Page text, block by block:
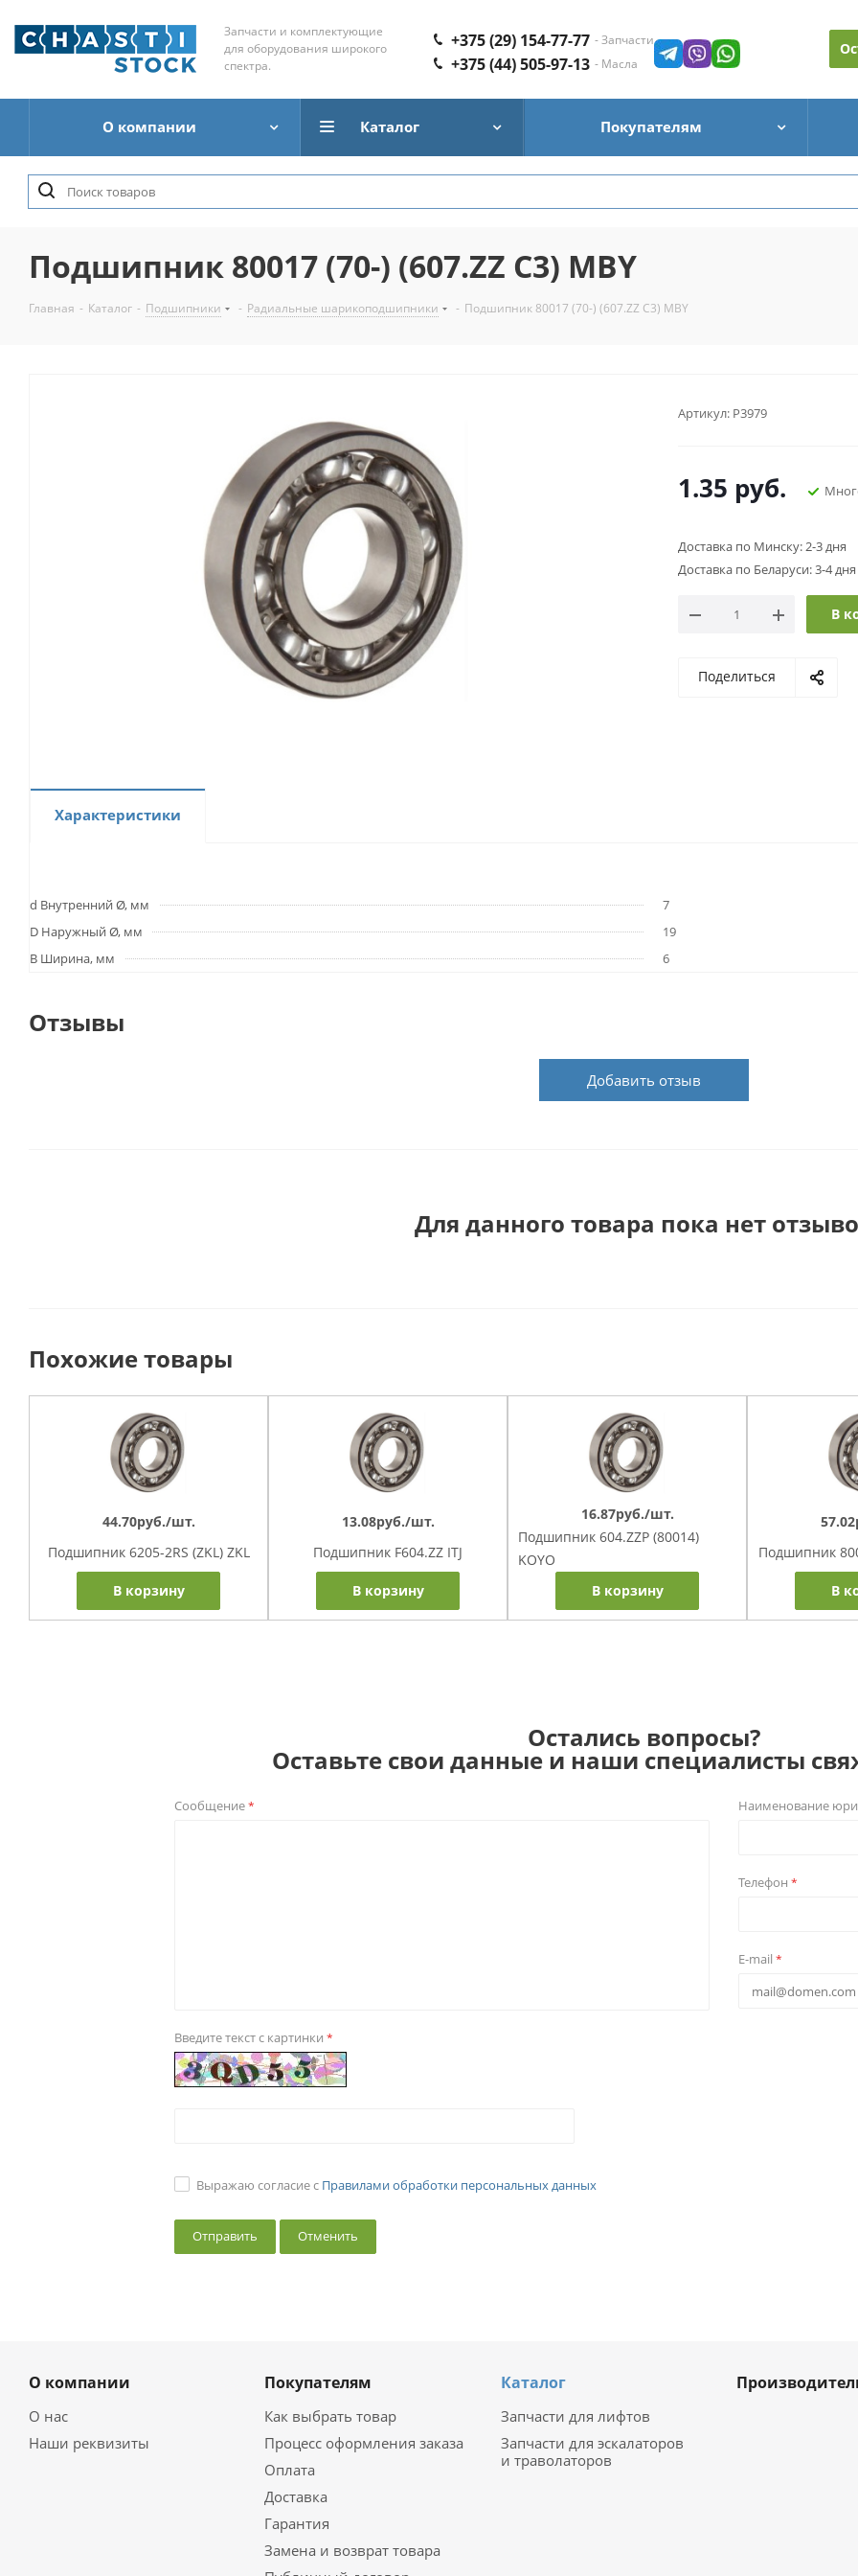
Запчасти и комплектующие
для оборудования широкого
спектра.
+375 (29) 154-77-77 - Запчасти
+375 (44) 505-97-13 - Масла
О компании Каталог Покупателям
Подшипник 80017 (70-) (607.ZZ C3) MBY
Главная - Каталог - Подшипники - Радиальные шарикоподшипники - Подшипник 80017 (70-) (607.ZZ C3) MBY
Артикул: P3979
1.35 руб.
Доставка по Минску: 2-3 дня
Доставка по Беларуси: 3-4 дня
В
Поделиться
Характеристики
d Внутренний Ø, мм
7
D Наружный Ø, мм
19
B Ширина, мм
6
Отзывы
Добавить отзыв
Для данного товара пока нет
Похожие товары
44.70руб./шт.
Подшипник 6205-2RS (ZKL) ZKL
В корзину
13.08руб./шт.
Подшипник F604.ZZ ITJ
В корзину
16.87руб./шт.
Подшипник 604.ZZP (80014)
KOYO
В корзину
Подшипник
В
Остались вопросы?
Оставьте свои данные и наши специалисты
Сообщение* Наименование
Телефон*
E-mail*
Введите текст с картинки*
Выражаю согласие с Правилами обработки персональных данных
Отменить
О компании
О нас
Наши реквизиты
Покупателям
Как выбрать товар
Процесс оформления заказа
Оплата
Доставка
Гарантия
Замена и возврат товара
Каталог
Запчасти для лифтов
Запчасти для эскалаторов
и траволаторов